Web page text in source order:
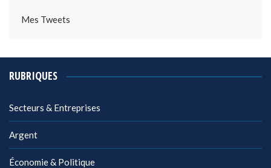
Mes Tweets
RUBRIQUES
Secteurs & Entreprises
Argent
Économie & Politique